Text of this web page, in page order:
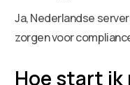
Ja, Nederlandse
zorgen voor
Hoe start